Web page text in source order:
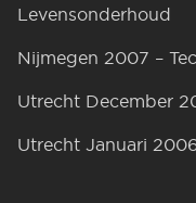
Levensonderhoud
Nijmegen 2007 –
Utrecht December
Utrecht Januari